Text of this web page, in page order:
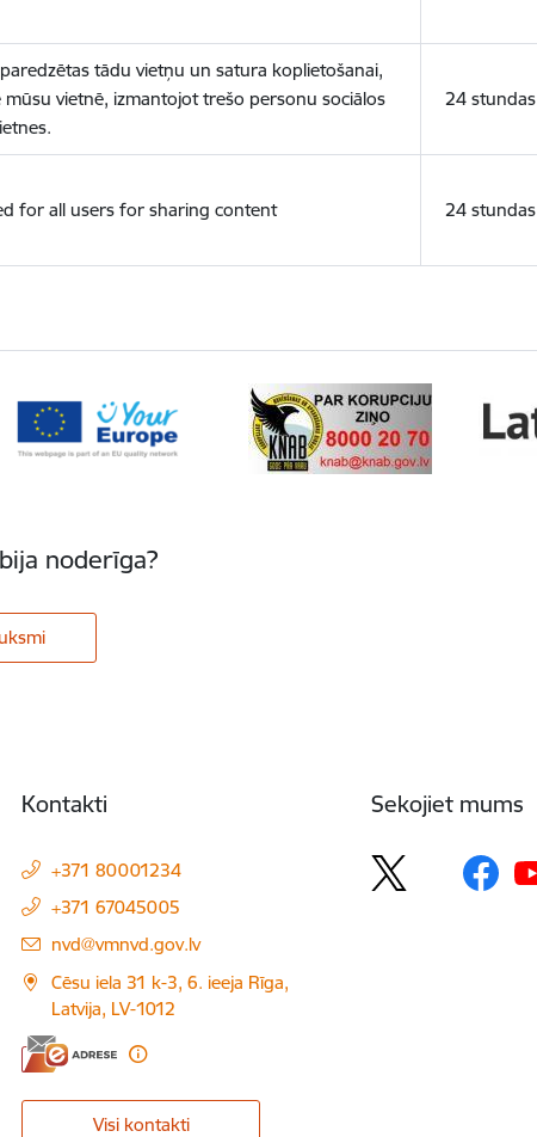
tādu vietņu un satura koplietošanai,
mūsu vietnē, izmantojot trešo personu sociālos
24 stundas
for all users for sharing content 24 stundas
noderīga?
Kontakti
+371 80001234
+371 67045005
E-pasts:
nvd@vmnvd.gov.lv
Cēsu iela 31 k-3, 6. ieeja Rīga,
Latvija, LV-1012
Visi kontakti
Sekojiet mums